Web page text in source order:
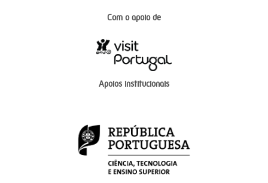
Com o apoio de
Apoios institucionais